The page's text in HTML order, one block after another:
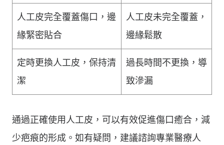
人工皮完全覆蓋傷口，邊
緣緊密貼合
人工皮未完全覆蓋，
邊緣鬆散
定時更換人工皮，保持清
潔
過長時間不更換，導
致滲漏
通過正確使用人工皮，可以有效促進傷口癒合，減
少疤痕的形成。如有疑問，建議諮詢專業醫療人